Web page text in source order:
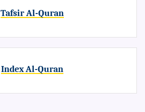
Tafsir Al-Quran
Index Al-Quran